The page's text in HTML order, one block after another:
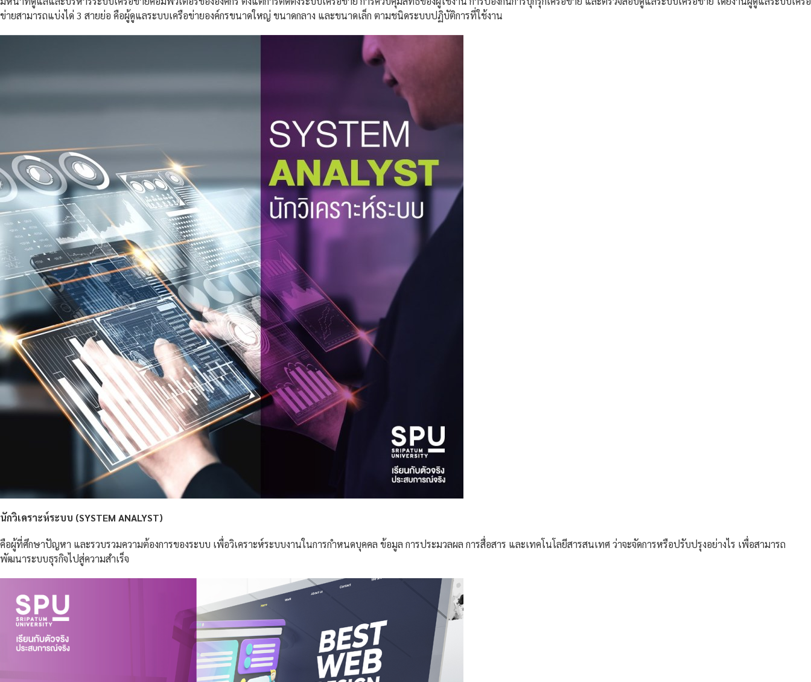
ข่ายสามารถแบ่งได่ 3 สายย่อ คือผู้ดูแลระบบเครือข่ายองค์กรขนาดใหญ่ ขนาดกลาง และขนาดเล็ก ตามชนิดระบบปฏิบัติการที่ใช้งาน
นักวิเคราะห์ระบบ (SYSTEM ANALYST)
คือผู้ที่ศึกษาปัญหา และรวบรวมความต้องการของระบบ เพื่อวิเคราะห์ระบบงานในการกำหนดบุคคล ข้อมูล การประมวลผล การสื่อสาร และเทคโนโลยีสารสนเทศ ว่าจะจัดการหรือปรับปรุงอย่างไร เพื่อสามารถ
พัฒนาระบบธุรกิจไปสู่ความสำเร็จ